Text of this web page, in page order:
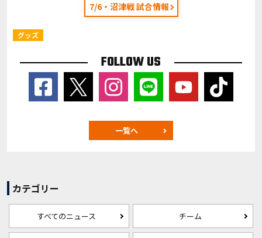
7/6・沼津戦 試合情報
グッズ
FOLLOW US
一覧へ
カテゴリー
すべてのニュース チーム